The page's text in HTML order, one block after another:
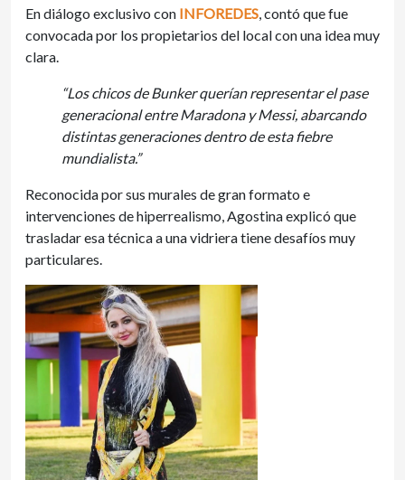
En diálogo exclusivo con INFOREDES, contó que fue
convocada por los propietarios del local con una idea muy
clara.
“Los chicos de Bunker querían representar el pase
generacional entre Maradona y Messi, abarcando
distintas generaciones dentro de esta fiebre
mundialista.”
Reconocida por sus murales de gran formato e
intervenciones de hiperrealismo, Agostina explicó que
trasladar esa técnica a una vidriera tiene desafíos muy
particulares.